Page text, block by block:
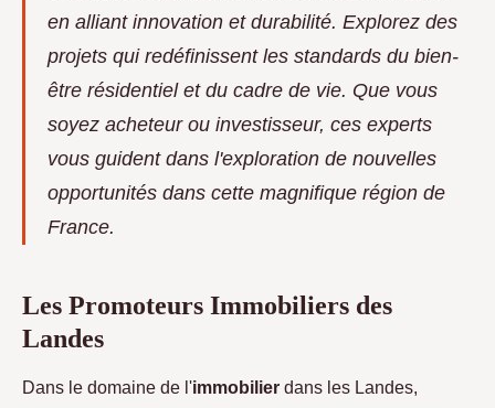
Catherine•17 novembre 2024 2 min de lecture
en alliant innovation et durabilité. Explorez des
projets qui redéfinissent les standards du bien-
être résidentiel et du cadre de vie. Que vous
soyez acheteur ou investisseur, ces experts
vous guident dans l'exploration de nouvelles
opportunités dans cette magnifique région de
France.
Les Promoteurs Immobiliers des
Landes
Dans le domaine de l'immobilier dans les Landes,